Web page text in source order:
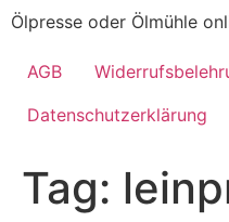
Ölpresse oder Ölmühle
AGB
Datenschutzerklärung
Tag: